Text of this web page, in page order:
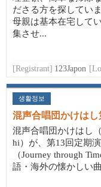
ださる方を探していま
母親は基本在宅して
集させ...
[Registrant] 123Japon
생활정보
混声合唱団かけは
混声合唱団かけはし
hi）が、第13回定期
（Journey through
語・海外の懐かしい